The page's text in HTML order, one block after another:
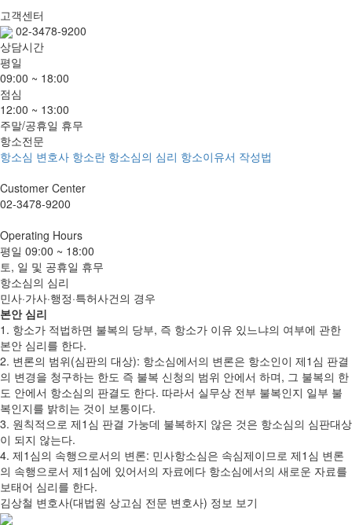
고객센터
02-3478-9200
상담시간
평일
09:00 ~ 18:00
점심
12:00 ~ 13:00
주말/공휴일 휴무
항소전문
항소심 변호사 항소란 항소심의 심리 항소이유서 작성법
Customer Center
02-3478-9200
Operating Hours
평일 09:00 ~ 18:00
토, 일 및 공휴일 휴무
항소심의 심리
민사·가사·행정·특허사건의 경우
본안 심리
1. 항소가 적법하면 불복의 당부, 즉 항소가 이유 있느냐의 여부에 관한
본안 심리를 한다.
2. 변론의 범위(심판의 대상): 항소심에서의 변론은 항소인이 제1심 판결
의 변경을 청구하는 한도 즉 불복 신청의 범위 안에서 하며, 그 불복의 한
도 안에서 항소심의 판결도 한다. 따라서 실무상 전부 불복인지 일부 불
복인지를 밝히는 것이 보통이다.
3. 원칙적으로 제1심 판결 가눙데 불복하지 않은 것은 항소심의 심판대상
이 되지 않는다.
4. 제1심의 속행으로서의 변론: 민사항소심은 속심제이므로 제1심 변론
의 속행으로서 제1심에 있어서의 자료에다 항소심에서의 새로운 자료를
보태어 심리를 한다.
김상철 변호사(대법원 상고심 전문 변호사) 정보 보기